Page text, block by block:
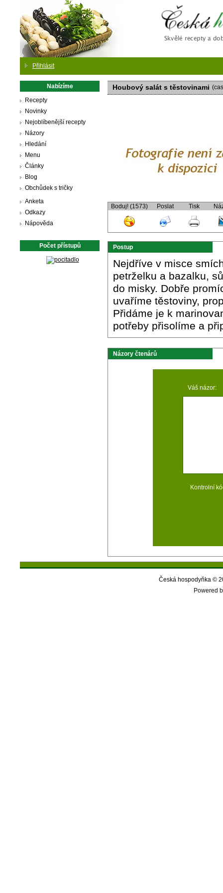
Přihlásit
Nabízíme
Recepty
Novinky
Nejoblíbenější recepty
Názory
Hledání
Menu
Články
Blog
Obchůdek s tričky
Anketa
Odkazy
Nápověda
Počet přístupů
Houbový salát s těstovinami
Boduj! (1573) Poslat Tisk
Postup
Nejdříve v misce
petrželku a bazalku,
do misky. Dobře
uvaříme těstoviny,
Přidáme je k
potřeby přisolíme a
Názory čtenárů
Váš názor:
Kontrolní
Česká hospodyňka ©
Powered